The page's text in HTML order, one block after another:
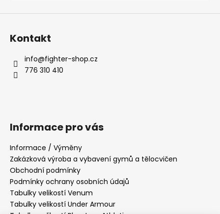
Kontakt
info@fighter-shop.cz
776 310 410
Informace pro vás
Informace / Výměny
Zakázková výroba a vybavení gymů a tělocvičen
Obchodní podmínky
Podmínky ochrany osobních údajů
Tabulky velikostí Venum
Tabulky velikostí Under Armour